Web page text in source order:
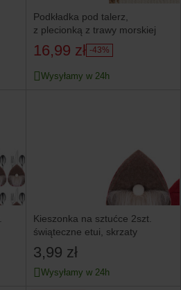
Podkładka pod talerz,
z plecionką z trawy morskiej
16,99 zł -43%
Wysyłamy w 24h
Kieszonka na sztućce 2szt.
świąteczne etui, skrzaty
3,99 zł
Wysyłamy w 24h